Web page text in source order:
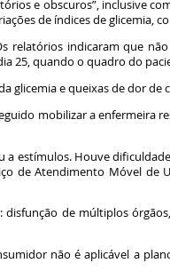
e obscuros”, inclusive
de índices de glicemia,
relatórios indicaram que
25, quando o quadro do
glicemia e queixas de dor de
mobilizar a enfermeira
a estímulos. Houve
de Atendimento Móvel
de múltiplos
não é aplicável a